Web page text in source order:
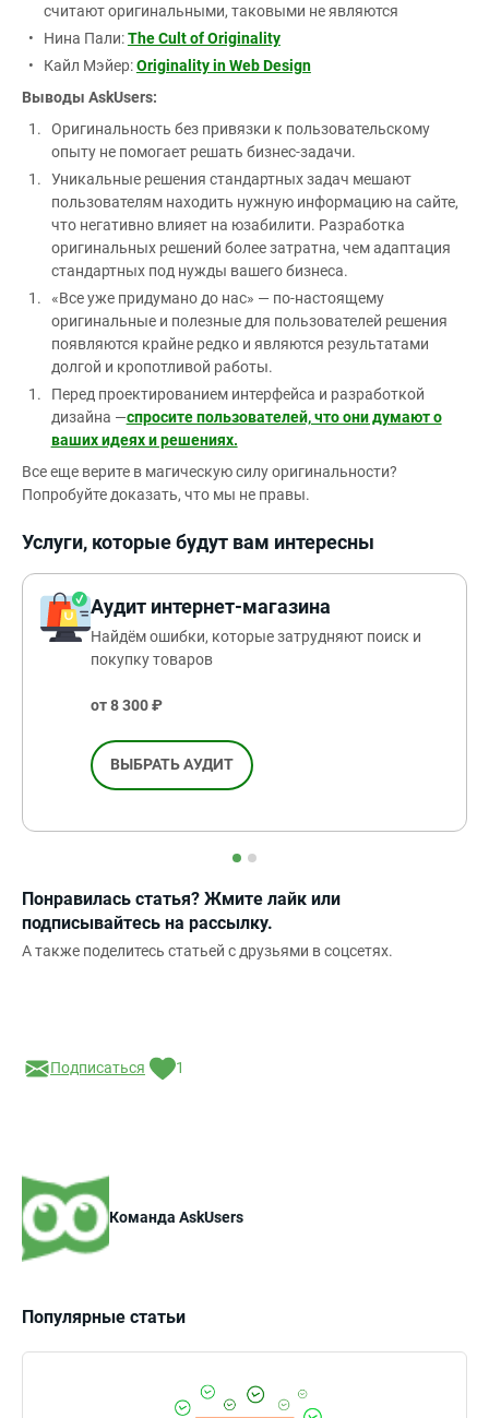
считают оригинальными, таковыми не являются
Нина Пали:The Cult of Originality
Кайл Мэйер:Originality in Web Design
Выводы AskUsers:
Оригинальность без привязки к пользовательскому
опыту не помогает решать бизнес-задачи.
Уникальные решения стандартных задач мешают
пользователям находить нужную информацию на сайте,
что негативно влияет на юзабилити. Разработка
оригинальных решений более затратна, чем адаптация
стандартных под нужды вашего бизнеса.
«Все уже придумано до нас» — по-настоящему
оригинальные и полезные для пользователей решения
появляются крайне редко и являются результатами
долгой и кропотливой работы.
Перед проектированием интерфейса и разработкой
дизайна —спросите пользователей, что они думают о
ваших идеях и решениях.
Все еще верите в магическую силу оригинальности?
Попробуйте доказать, что мы не правы.
Услуги, которые будут вам интересны
Аудит интернет-магазина
Найдём ошибки, которые затрудняют поиск и
покупку товаров
от 8 300 ₽
ВЫБРАТЬ АУДИТ
Понравилась статья? Жмите лайк или
подписывайтесь на рассылку.
А также поделитесь статьей с друзьями в соцсетях.
Подписаться 1
Команда AskUsers
Популярные статьи